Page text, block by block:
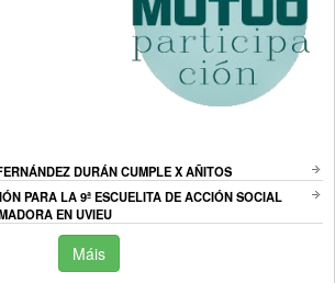
DURÁN CUMPLE X AÑITOS
PARA LA 9ª ESCUELITA DE ACCIÓN SOCIAL
EN UVIEU
Máis